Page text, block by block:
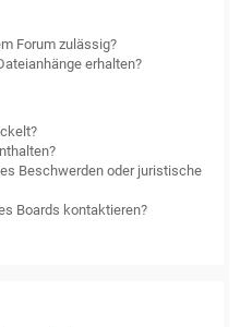
Forum zulässig?
erhalten?
Beschwerden oder juristische
Boards kontaktieren?